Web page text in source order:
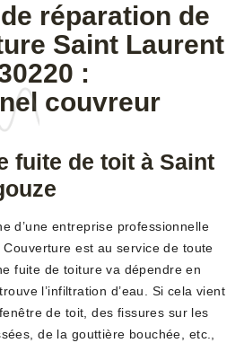
réparation de
Saint Laurent
:
couvreur
fuite de toit à Saint
d’une entreprise professionnelle
est au service de toute
fuite de toiture va dépendre en
l’infiltration d’eau. Si cela vient
de toit, des fissures sur les
de la gouttière bouchée, etc.,